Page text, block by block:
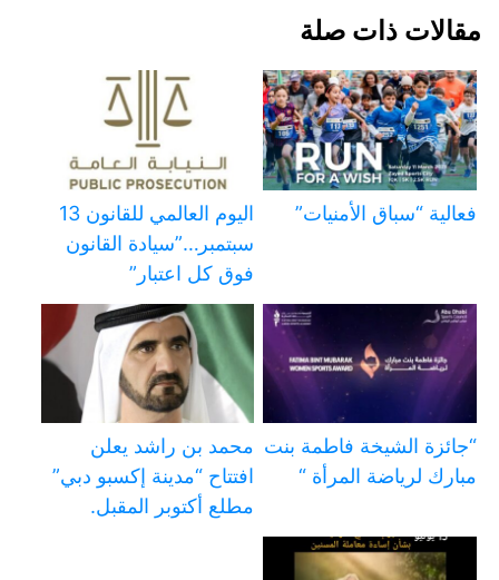
مقالات ذات صلة
فعالية “سباق الأمنيات”
اليوم العالمي للقانون 13
سبتمبر…”سيادة القانون
فوق كل اعتبار”
“جائزة الشيخة فاطمة بنت
مبارك لرياضة المرأة “
محمد بن راشد يعلن
افتتاح “مدينة إكسبو دبي”
مطلع أكتوبر المقبل.